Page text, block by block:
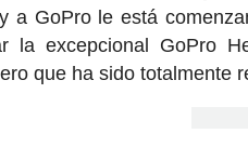
a GoPro le está
la excepcional GoPro
que ha sido totalmente